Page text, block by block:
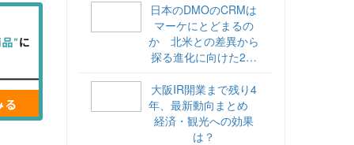
日本のDMOのCRMは
マーケにとどまるの
か 北米との差異から
探る進化に向けた2ス
海外DMOのリアル
vol.6】
大阪IR開業まで残り4
年、最新動向まとめ
経済・観光への効果
は？